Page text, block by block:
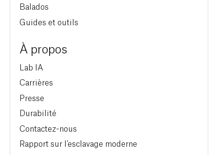
Balados
Guides et outils
À propos
Lab IA
Carrières
Presse
Durabilité
Contactez-nous
Rapport sur l’esclavage moderne